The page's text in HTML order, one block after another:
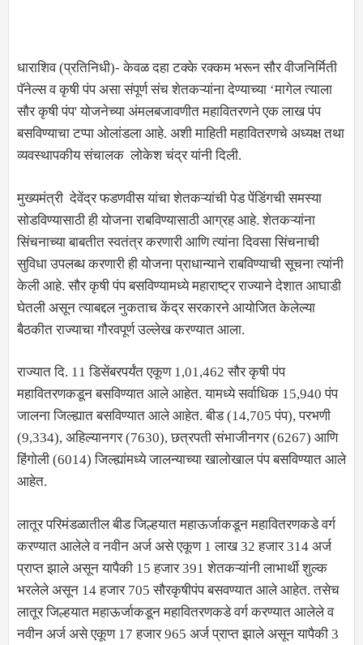
धाराशिव (प्रतिनिधी)- केवळ दहा टक्के रक्कम भरून सौर वीजनिर्मिती
पॅनेल्स व कृषी पंप असा संपूर्ण संच शेतकऱ्यांना देण्याच्या ‌‘मागेल त्याला
सौर कृषी पंप' योजनेच्या अंमलबजावणीत महावितरणने एक लाख पंप
बसविण्याचा टप्पा ओलांडला आहे. अशी माहिती महावितरणचे अध्यक्ष तथा
व्यवस्थापकीय संचालक लोकेश चंद्र यांनी दिली.
मुख्यमंत्री देवेंद्र फडणवीस यांचा शेतकऱ्यांची पेड पेंडिंगची समस्या
सोडविण्यासाठी ही योजना राबविण्यासाठी आग्रह आहे. शेतकऱ्यांना
सिंचनाच्या बाबतीत स्वतंत्र करणारी आणि त्यांना दिवसा सिंचनाची
सुविधा उपलब्ध करणारी ही योजना प्राधान्याने राबविण्याची सूचना त्यांनी
केली आहे. सौर कृषी पंप बसविण्यामध्ये महाराष्ट्र राज्याने देशात आघाडी
घेतली असून त्याबद्दल नुकताच केंद्र सरकारने आयोजित केलेल्या
बैठकीत राज्याचा गौरवपूर्ण उल्लेख करण्यात आला.
राज्यात दि. 11 डिसेंबरपर्यंत एकूण 1,01,462 सौर कृषी पंप
महावितरणकडून बसविण्यात आले आहेत. यामध्ये सर्वाधिक 15,940 पंप
जालना जिल्ह्यात बसविण्यात आले आहेत. बीड (14,705 पंप), परभणी
(9,334), अहिल्यानगर (7630), छत्रपती संभाजीनगर (6267) आणि
हिंगोली (6014) जिल्ह्यांमध्ये जालन्याच्या खालोखाल पंप बसविण्यात आले
आहेत.
लातूर परिमंडळातील बीड जिल्हयात महाऊर्जाकडून महावितरणकडे वर्ग
करण्यात आलेले व नवीन अर्ज असे एकूण 1 लाख 32 हजार 314 अर्ज
प्राप्त झाले असून यापैकी 15 हजार 391 शेतकऱ्यांनी लाभार्थी शुल्क
भरलेले असून 14 हजार 705 सौरकृषीपंप बसवण्यात आले आहेत. तसेच
लातूर जिल्हयात महाऊर्जाकडून महावितरणकडे वर्ग करण्यात आलेले व
नवीन अर्ज असे एकूण 17 हजार 965 अर्ज प्राप्त झाले असून यापैकी 3